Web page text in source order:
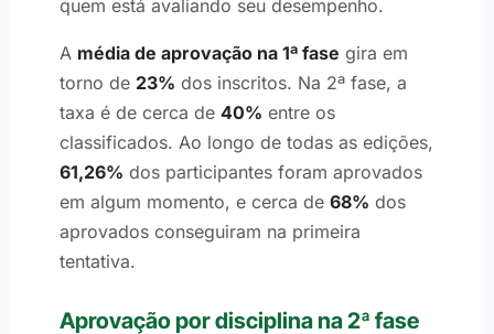
quem está avaliando seu desempenho.
A média de aprovação na 1ª fase gira em
torno de 23% dos inscritos. Na 2ª fase, a
taxa é de cerca de 40% entre os
classificados. Ao longo de todas as edições,
61,26% dos participantes foram aprovados
em algum momento, e cerca de 68% dos
aprovados conseguiram na primeira
tentativa.
Aprovação por disciplina na 2ª fase